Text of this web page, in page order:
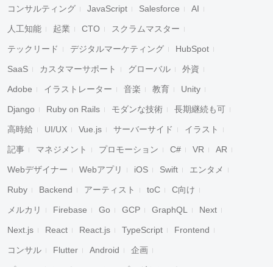
コンサルティング JavaScript Salesforce AI
人工知能 起業 CTO スクラムマスター
テックリード デジタルマーケティング HubSpot
SaaS カスタマーサポート グローバル 外資
Adobe イラストレーター 音楽 教育 Unity
Django Ruby on Rails モダンな技術 長期継続も可
高時給 UI/UX Vue.js サーバーサイド イラスト
記事 マネジメント プロモーション C# VR AR
Webデザイナー Webアプリ iOS Swift エンタメ
Ruby Backend アーティスト toC C向け
メルカリ Firebase Go GCP GraphQL Next
Next.js React React.js TypeScript Frontend
コンサル Flutter Android 企画